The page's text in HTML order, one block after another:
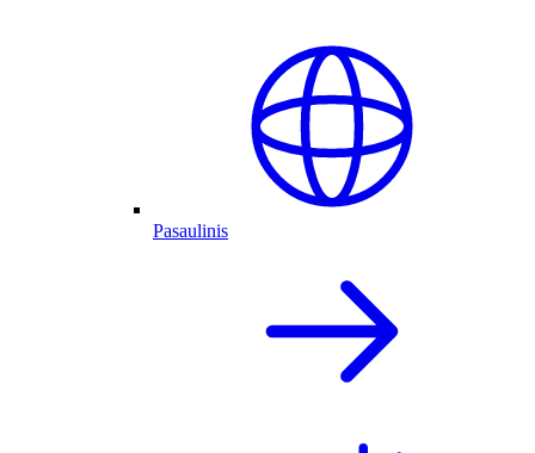
Pasaulinis